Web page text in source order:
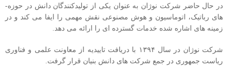
در حال حاضر شرکت نوژان به عنوان یکی از تولیدکنندگان دانش در حوزه­
های رباتیک، اتوماسیون و هوش مصنوعی نقش مهمی را ایفا می کند و در
زمینه­ های اشاره شده خدمات گسترده ای را ارائه می دهد.
شرکت نوژان در سال ۱۳۹۴ با دریافت تاییدیه از معاونت علمی و فناوری
ریاست جمهوری در جمع شرکت های دانش بنیان قرار گرفت.